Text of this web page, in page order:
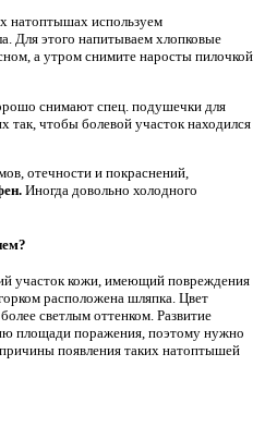
натоптышах используем
Для этого напитываем хлопковые
а утром снимите наросты пилочкой
снимают спец. подушечки для
так, чтобы болевой участок находился
отечности и покраснений,
Иногда довольно холодного
участок кожи, имеющий повреждения
расположена шляпка. Цвет
светлым оттенком. Развитие
площади поражения, поэтому нужно
появления таких натоптышей